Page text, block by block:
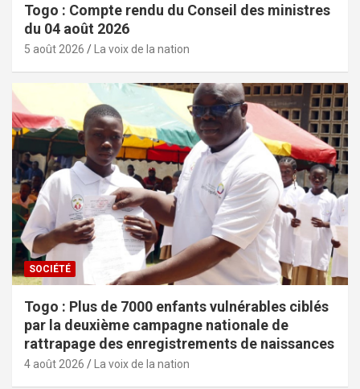
Togo : Compte rendu du Conseil des ministres
du 04 août 2026
5 août 2026 La voix de la nation
SOCIÉTÉ
Togo : Plus de 7000 enfants vulnérables ciblés
par la deuxième campagne nationale de
rattrapage des enregistrements de naissances
4 août 2026 La voix de la nation